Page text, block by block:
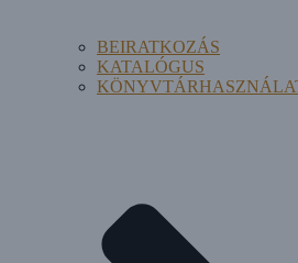
BEIRATKOZÁS
KATALÓGUS